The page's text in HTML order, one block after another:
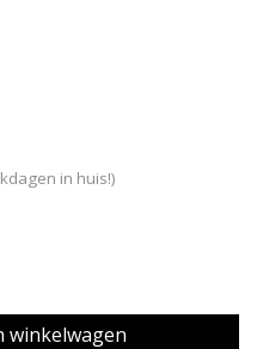
is
in huis!)
winkelwagen